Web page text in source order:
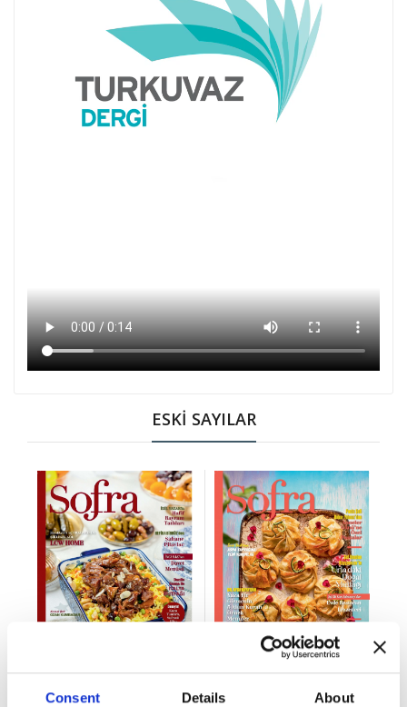
Consent Details About
ESKİ SAYILAR